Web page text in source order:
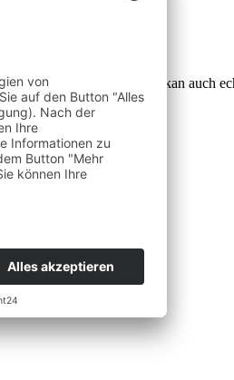
ob man z.B. auf dem Balkan auch